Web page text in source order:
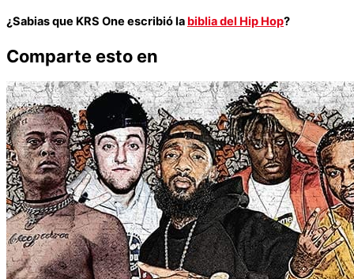
¿Sabias que KRS One escribió la biblia del Hip Hop?
Comparte esto en